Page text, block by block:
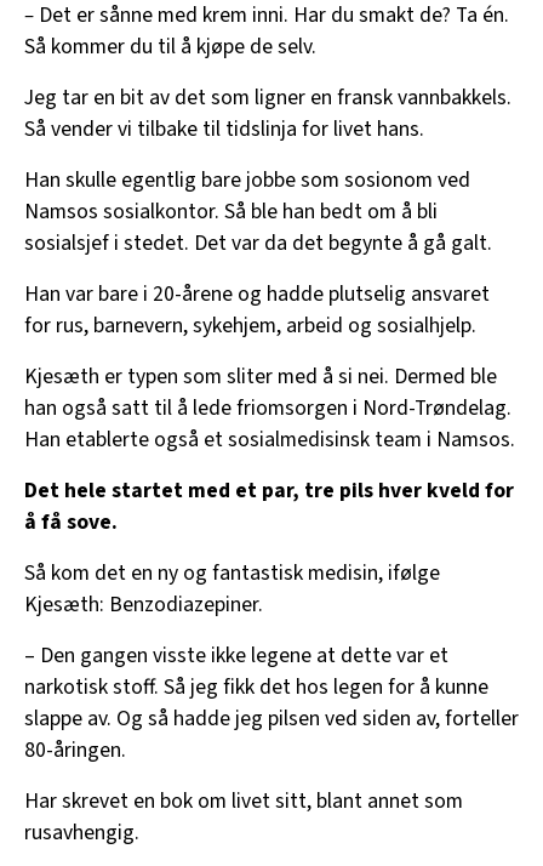
– Det er sånne med krem inni. Har du smakt de? Ta én.
Så kommer du til å kjøpe de selv.
Jeg tar en bit av det som ligner en fransk vannbakkels.
Så vender vi tilbake til tidslinja for livet hans.
Han skulle egentlig bare jobbe som sosionom ved
Namsos sosialkontor. Så ble han bedt om å bli
sosialsjef i stedet. Det var da det begynte å gå galt.
Han var bare i 20-årene og hadde plutselig ansvaret
for rus, barnevern, sykehjem, arbeid og sosialhjelp.
Kjesæth er typen som sliter med å si nei. Dermed ble
han også satt til å lede friomsorgen i Nord-Trøndelag.
Han etablerte også et sosialmedisinsk team i Namsos.
Det hele startet med et par, tre pils hver kveld for
å få sove.
Så kom det en ny og fantastisk medisin, ifølge
Kjesæth: Benzodiazepiner.
– Den gangen visste ikke legene at dette var et
narkotisk stoff. Så jeg fikk det hos legen for å kunne
slappe av. Og så hadde jeg pilsen ved siden av, forteller
80-åringen.
Har skrevet en bok om livet sitt, blant annet som
rusavhengig.